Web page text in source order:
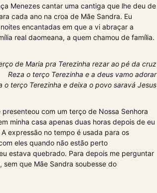
Menezes cantar uma cantiga que lhe deu de
cada ano na croa de Mãe Sandra. Eu
encantadas em que a vi abraçar a
real daomeana, a quem chamou de família.
de Maria pra Terezinha rezar ao pé da cruz
Reza o terço Terezinha e a deus vamo adorar
o terço Terezinha e deixa o povo saravá Jesus
com um terço de Nossa Senhora
minha casa apenas duas horas depois de eu
expressão no tempo é usada para os
eles quando não estão perto
estava quebrado. Para depois me perguntar
que Mãe Sandra soubesse do